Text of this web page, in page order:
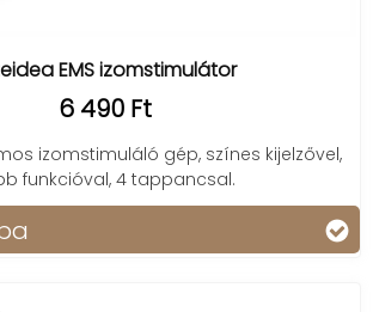
EMS izomstimulátor
6 490 Ft
izomstimuláló gép, színes kijelzővel,
funkcióval, 4 tappancsal.